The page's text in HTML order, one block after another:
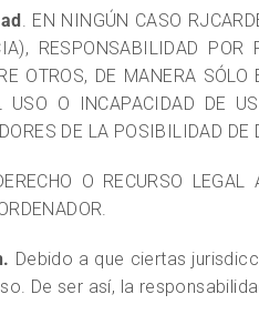
. EN NINGÚN CASO
RESPONSABILIDAD
OTROS, DE MANERA
USO O INCAPACIDAD DE
DE LA POSIBILIDAD DE
O RECURSO LEGAL
Debido a que ciertas
De ser así, la